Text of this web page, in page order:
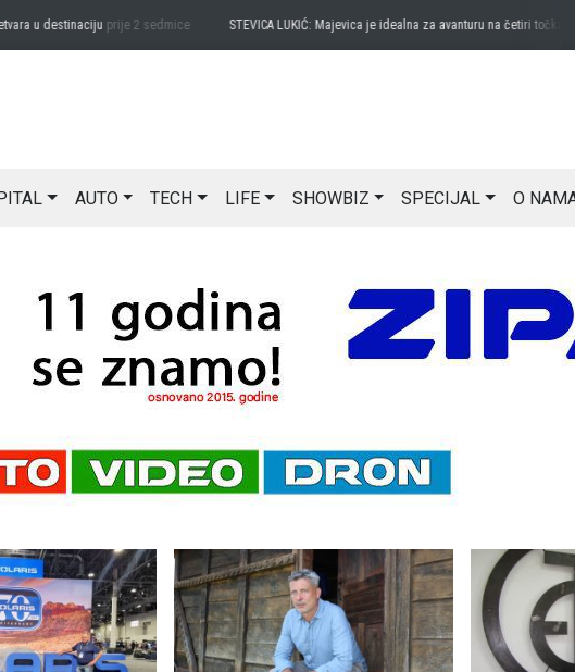
u destinacijuprije 2 sedmice STEVICA LUKIĆ: Majevica je idealna za avanturu na četiri točkaprije
AUTO TECH LIFE SHOWBIZ SPECIJAL O